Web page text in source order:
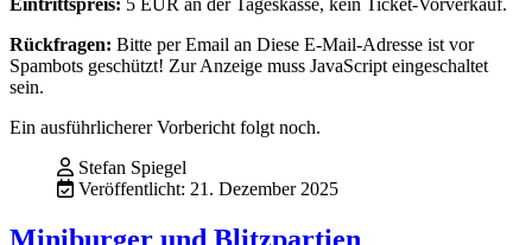
Eintrittspreis: 5 EUR an der Tageskasse, kein Ticket-Vorverkauf.
Rückfragen: Bitte per Email an Diese E-Mail-Adresse ist vor
Spambots geschützt! Zur Anzeige muss JavaScript eingeschaltet
sein.
Ein ausführlicherer Vorbericht folgt noch.
Stefan Spiegel
Veröffentlicht: 21. Dezember 2025